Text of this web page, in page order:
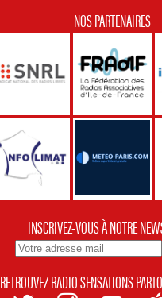
NOS PARTENAIRES
INSCRIVEZ-VOUS À NOTRE
RETROUVEZ RADIO SENSATIONS